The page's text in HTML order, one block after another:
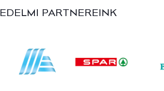
PARTNEREINK